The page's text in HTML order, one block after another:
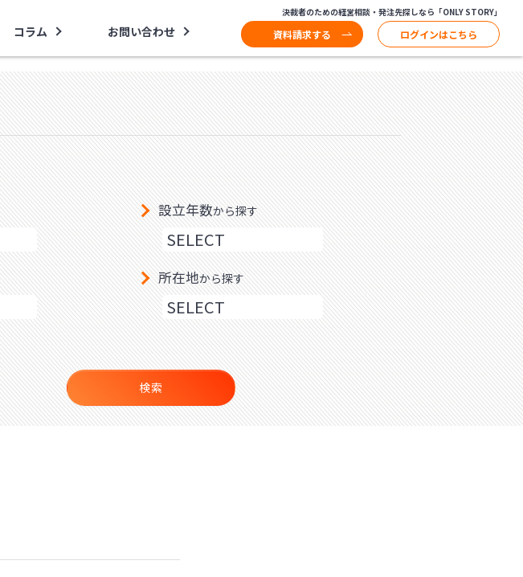
コラム お問い合わせ
決裁者のための経営相談・発注先探しなら「ONLY STORY」
資料請求する ログインはこちら
設立年数から探す
所在地から探す
検索